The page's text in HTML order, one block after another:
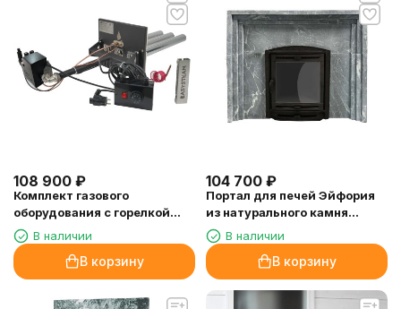
108 900 ₽
Комплект газового
оборудования с горелкой
ИзиСтим ГГУ-60
В наличии
В корзину
104 700 ₽
Портал для печей Эйфория
из натурального камня
(талькохлорит)
В наличии
В корзину